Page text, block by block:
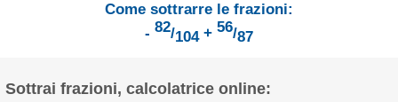
Come sottrarre le frazioni:
- 82/104 + 56/87
Sottrai frazioni, calcolatrice online: